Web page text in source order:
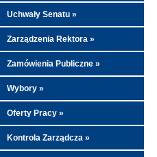
Uchwały Senatu »
Zarządzenia Rektora »
Zamówienia Publiczne »
Wybory »
Oferty Pracy »
Kontrola Zarządcza »